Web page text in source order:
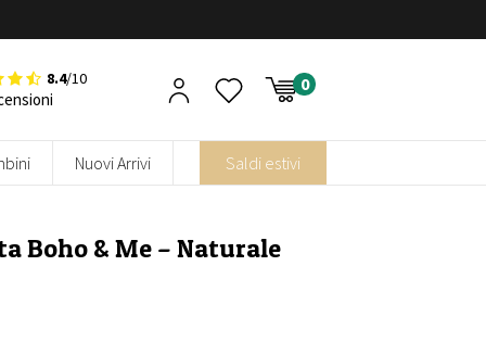
8.4/10
Nuovi Arrivi Saldi estivi
Boho & Me – Naturale